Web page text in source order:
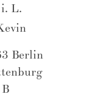
L.
Berlin